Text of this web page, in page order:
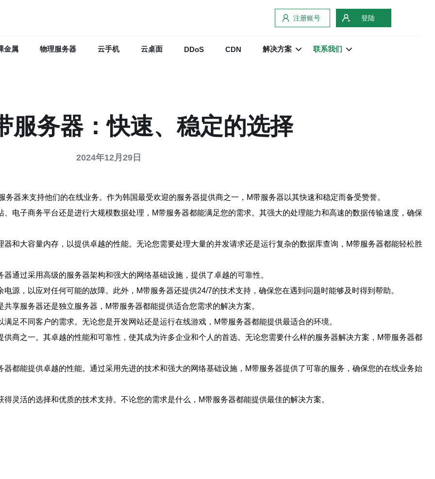
注册账号 登陆
金属 物理服务器 云手机 云桌面 DDoS CDN 解决方案 联系我们
服务器：快速、稳定的选择
2024年12月29日
器来支持他们的在线业务。作为韩国最受欢迎的服务器提供商之一，M带服务器以其快速和稳定而备受赞誉。
电子商务平台还是进行大规模数据处理，M带服务器都能满足您的需求。其强大的处理能力和高速的数据传输速度，确保
和大容量内存，以提供卓越的性能。无论您需要处理大量的并发请求还是运行复杂的数据库查询，M带服务器都能轻松胜
通过采用高级的服务器架构和强大的网络基础设施，提供了卓越的可靠性。
源，以应对任何可能的故障。此外，M带服务器还提供24/7的技术支持，确保您在遇到问题时能够及时得到帮助。
享服务器还是独立服务器，M带服务器都能提供适合您需求的解决方案。
足不同客户的需求。无论您是开发网站还是运行在线游戏，M带服务器都能提供最适合的环境。
商之一。其卓越的性能和可靠性，使其成为许多企业和个人的首选。无论您需要什么样的服务器解决方案，M带服务器都
都能提供卓越的性能。通过采用先进的技术和强大的网络基础设施，M带服务器提供了可靠的服务，确保您的在线业务始
灵活的选择和优质的技术支持。不论您的需求是什么，M带服务器都能提供最佳的解决方案。